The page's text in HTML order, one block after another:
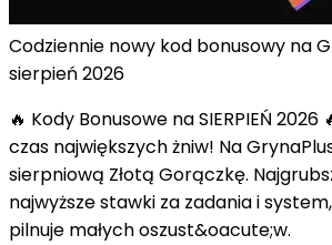
Codziennie nowy kod bonusowy na
sierpień 2026
🔥 Kody Bonusowe na SIERPIEŃ 2026
czas największych żniw! Na
sierpniową Złotą Gorączkę.
najwyższe stawki za zadania i
pilnuje małych oszust&oacute;w.